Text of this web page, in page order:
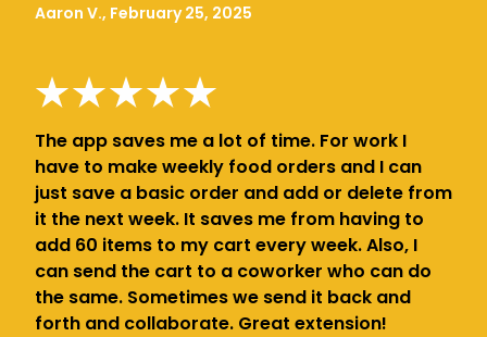
Aaron V., February 25, 2025
The app saves me a lot of time. For work I
have to make weekly food orders and I can
just save a basic order and add or delete from
it the next week. It saves me from having to
add 60 items to my cart every week. Also, I
can send the cart to a coworker who can do
the same. Sometimes we send it back and
forth and collaborate. Great extension!